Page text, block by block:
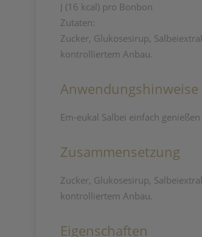
J (16 kcal) pro Bonbon
Zutaten:
Zucker, Glukosesirup,
kontrolliertem Anbau.
Anwendungshinweise
Em-eukal Salbei einfach
Zusammensetzung
Zucker, Glukosesirup,
kontrolliertem Anbau.
Eigenschaften